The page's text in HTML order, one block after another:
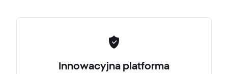
Innowacyjna platforma